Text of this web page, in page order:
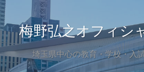
梅野弘之オフィシ
埼玉県中心の教育・学校・入